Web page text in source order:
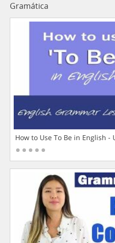
Gramática
How to Use To Be in English